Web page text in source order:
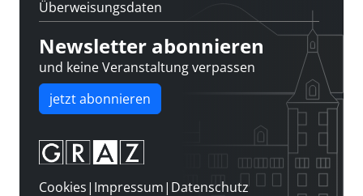
Überweisungsdaten
Newsletter abonnieren
und keine Veranstaltung verpassen
jetzt abonnieren
Cookies| Impressum| Datenschutz